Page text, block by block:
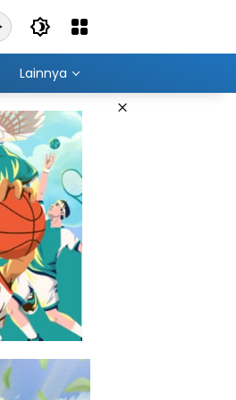
Lainnya
×